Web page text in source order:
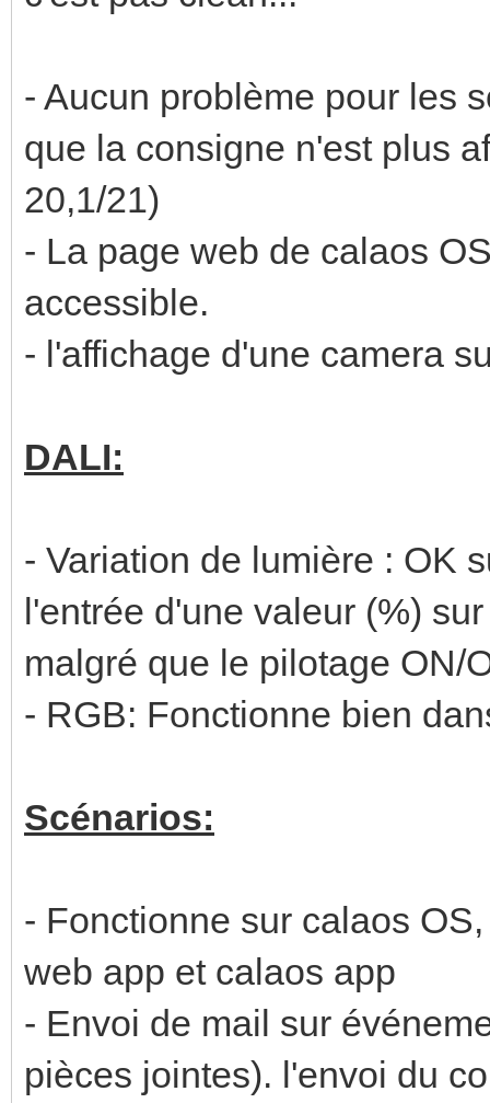
- Aucun problème pour les
que la consigne n'est plus
20,1/21)
- La page web de calaos
accessible.
- l'affichage d'une camera
DALI:
- Variation de lumière : OK
l'entrée d'une valeur (%)
malgré que le pilotage ON/
- RGB: Fonctionne bien
Scénarios:
- Fonctionne sur calaos
web app et calaos app
- Envoi de mail sur
pièces jointes). l'envoi du